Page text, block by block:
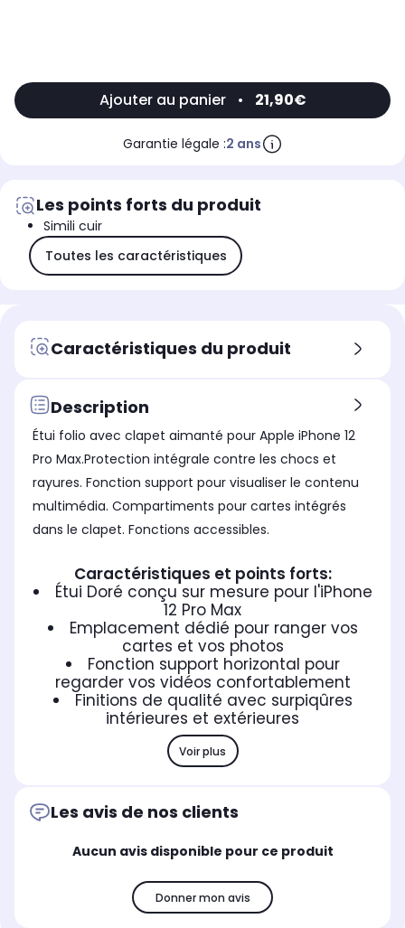
Ajouter au panier • 21,90€
Garantie légale :2 ans
Les points forts du produit
Simili cuir
Toutes les caractéristiques
Caractéristiques du produit
Description
Étui folio avec clapet aimanté pour Apple iPhone 12
Pro Max.Protection intégrale contre les chocs et
rayures. Fonction support pour visualiser le contenu
multimédia. Compartiments pour cartes intégrés
dans le clapet. Fonctions accessibles.
Caractéristiques et points forts:
Étui Doré conçu sur mesure pour l'iPhone
12 Pro Max
Emplacement dédié pour ranger vos
cartes et vos photos
Fonction support horizontal pour
regarder vos vidéos confortablement
Finitions de qualité avec surpiqûres
intérieures et extérieures
Voir plus
Les avis de nos clients
Aucun avis disponible pour ce produit
Donner mon avis